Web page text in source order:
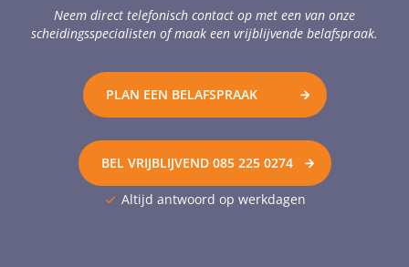
Neem direct telefonisch contact op met een van onze
scheidingsspecialisten of maak een vrijblijvende belafspraak.
PLAN EEN BELAFSPRAAK
BEL VRIJBLIJVEND 085 225 0274
Altijd antwoord op werkdagen